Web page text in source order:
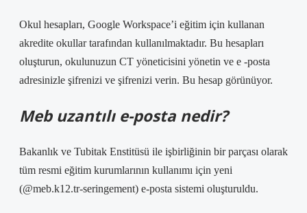
Okul hesapları, Google Workspace’i eğitim için kullanan
akredite okullar tarafından kullanılmaktadır. Bu hesapları
oluşturun, okulunuzun CT yöneticisini yönetin ve e -posta
adresinizle şifrenizi ve şifrenizi verin. Bu hesap görünüyor.
Meb uzantılı e-posta nedir?
Bakanlık ve Tubitak Enstitüsü ile işbirliğinin bir parçası olarak
tüm resmi eğitim kurumlarının kullanımı için yeni
(@meb.k12.tr-seringement) e-posta sistemi oluşturuldu.